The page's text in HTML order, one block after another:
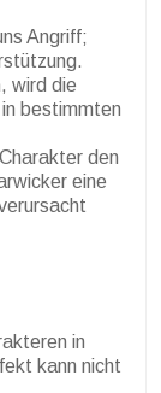
Angriff;
wird die
bestimmten
den
eine
in
kann nicht